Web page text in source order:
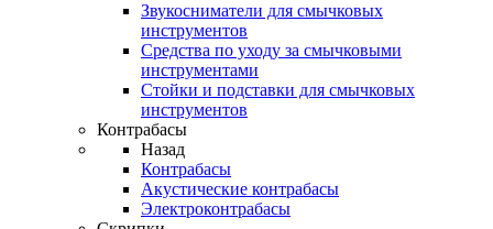
Звукосниматели для смычковых
инструментов
Средства по уходу за смычковыми
инструментами
Стойки и подставки для смычковых
инструментов
Контрабасы
Назад
Контрабасы
Акустические контрабасы
Электроконтрабасы